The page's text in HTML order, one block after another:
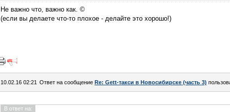
Не важно что, важно как. ©
(если вы делаете что-то плохое - делайте это хорошо!)
10.02.16 02:21 Ответ на сообщение Re: Gett-такси в Новосибирске (часть 3)
В ответ на: